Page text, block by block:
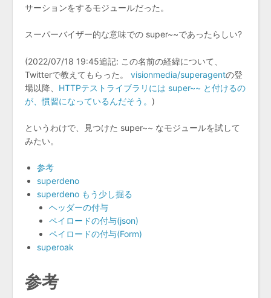
サーションをするモジュールだった。
スーパーバイザー的な意味での super~~であったらしい?
(2022/07/18 19:45追記: この名前の経緯について、
Twitterで教えてもらった。 visionmedia/superagentの登
場以降、 HTTPテストライブラリには super~~ と付けるの
が、慣習になっているんだそう。 )
というわけで、見つけた super~~ なモジュールを試して
みたい。
参考
superdeno
superdeno もう少し掘る
ヘッダーの付与
ペイロードの付与(json)
ペイロードの付与(Form)
superoak
参考